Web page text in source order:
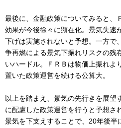
最後に、金融政策についてみると、
効果が今後徐々に顕在化。景気失速
下げは実施されないと予想。一方で
争再燃による景気下振れリスクの残
いハードル。ＦＲＢは物価上振れよ
置いた政策運営を続ける公算大。
以上を踏まえ、景気の先行きを展望
に配慮した政策運営を行うと予想さ
景気を下支えすることで、20年後半